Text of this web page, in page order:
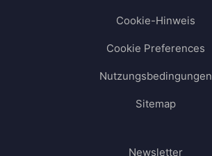
Cookie-Hinweis
Cookie Preferences
Nutzungsbedingungen
Sitemap
Newsletter